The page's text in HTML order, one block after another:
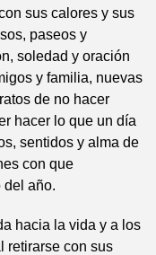
sus calores y sus
paseos y
soledad y oración
y familia, nuevas
de no hacer
hacer lo que un día
sentidos y alma de
con que
del año.
hacia la vida y a los
retirarse con sus